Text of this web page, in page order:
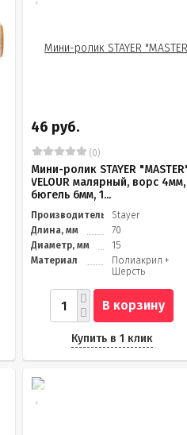
46 руб.
(0)
Мини-ролик STAYER
VELOUR малярный, ворс 4мм,
бюгель 6мм, 1...
Производитель
Stayer
Длина, мм
70
Диаметр, мм
15
Материал
Полиакрил +
Шерсть
В корзину
Купить в 1 клик